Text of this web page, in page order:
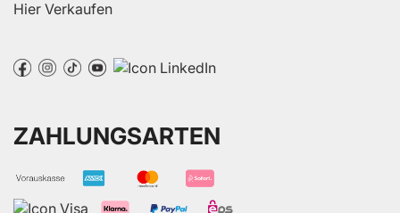
Hier Verkaufen
ZAHLUNGSARTEN